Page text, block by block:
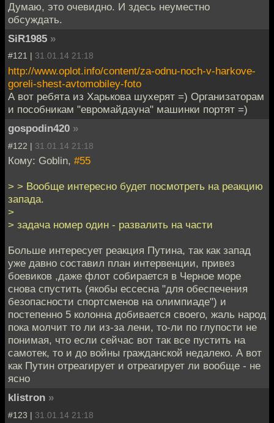
Думаю, это очевидно. И здесь неуместно
обсуждать.
SiR1985 »
#121 | 31.01.14 21:18
http://www.oplot.info/content/za-odnu-noch-v-harkove-
goreli-shest-avtomobiley-foto
А вот ребята из Харькова шухерят =) Организаторам
и пособникам "евромайдауна" машинки портят =)
gospodin420 »
#122 | 31.01.14 21:18
Кому: Goblin, #55
> > Вообще интересно будет посмотреть на реакцию
запада.
>
> задача номер один - развалить на части
Больше интересует реакция Путина, так как запад
уже давно составил план интервенции, привез
боевиков ,даже флот собирается в Черное море
снова спустить (якобы ессесна "для обеспечения
безопасности спортсменов на олимпиаде") и
постепенно 5 колонна добивается своего, жаль народ
пока молчит то ли из-за лени, то-ли по глупости не
понимая, что если сейчас вот так все пустить на
самотек, то и до войны гражданской недалеко. А вот
как Путин отреагирует и отреагирует ли вообще - не
ясно
klistron »
#123 | 31.01.14 21:18